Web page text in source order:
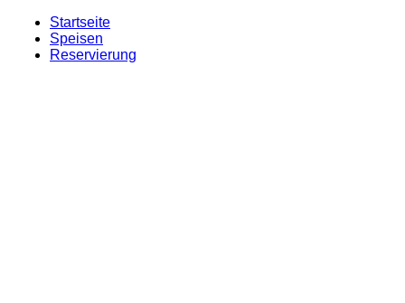
Startseite
Speisen
Reservierung